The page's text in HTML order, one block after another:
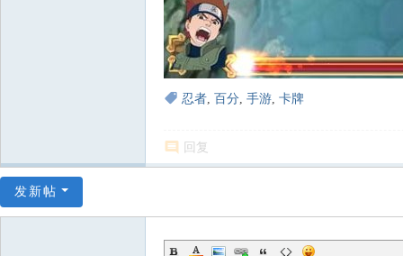
忍者, 百分, 手游, 卡牌
回复
发新帖